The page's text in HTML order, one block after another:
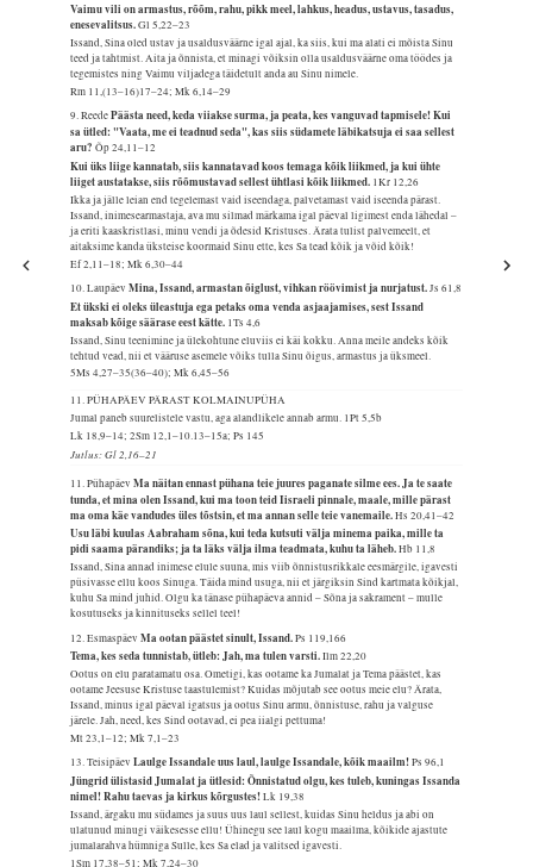
Vaimu vili on armastus, rõõm, rahu, pikk meel, lahkus, headus, ustavus, tasadus,
enesevalitsus.Gl 5,22–23
Issand, Sina oled ustav ja usaldusväärne igal ajal, ka siis, kui ma alati ei mõista Sinu
teed ja tahtmist. Aita ja õnnista, et minagi võiksin olla usaldusväärne oma töödes ja
tegemistes ning Vaimu viljadega täidetult anda au Sinu nimele.
Rm 11,(13–16)17–24; Mk 6,14–29
9. ReedePäästa need, keda viiakse surma, ja peata, kes vanguvad tapmisele! Kui
sa ütled: "Vaata, me ei teadnud seda", kas siis südamete läbikatsuja ei saa sellest
aru?Õp 24,11–12
Kui üks liige kannatab, siis kannatavad koos temaga kõik liikmed, ja kui ühte
liiget austatakse, siis rõõmustavad sellest ühtlasi kõik liikmed. 1Kr 12,26
Ikka ja jälle leian end tegelemast vaid iseendaga, palvetamast vaid iseenda pärast.
Issand, inimesearmastaja, ava mu silmad märkama igal päeval ligimest enda lähedal –
ja eriti kaaskristlasi, minu vendi ja õdesid Kristuses. Ärata tulist palvemeelt, et
aitaksime kanda üksteise koormaid Sinu ette, kes Sa tead kõik ja võid kõik!
Ef 2,11–18; Mk 6,30–44
10. LaupäevMina, Issand, armastan õiglust, vihkan röövimist ja nurjatust.Js 61,8
Et ükski ei oleks üleastuja ega petaks oma venda asjaajamises, sest Issand
maksab kõige säärase eest kätte. 1Ts 4,6
Issand, Sinu teenimine ja ülekohtune eluviis ei käi kokku. Anna meile andeks kõik
tehtud vead, nii et vääruse asemele võiks tulla Sinu õigus, armastus ja üksmeel.
5Ms 4,27–35(36–40); Mk 6,45–56
11. PÜHAPÄEV PÄRAST KOLMAINUPÜHA
Jumal paneb suurelistele vastu, aga alandlikele annab armu. 1Pt 5,5b
Lk 18,9–14; 2Sm 12,1–10.13–15a; Ps 145
Jutlus: Gl 2,16–21
11. PühapäevMa näitan ennast pühana teie juures paganate silme ees. Ja te saate
tunda, et mina olen Issand, kui ma toon teid Iisraeli pinnale, maale, mille pärast
ma oma käe vandudes üles tõstsin, et ma annan selle teie vanemaile.Hs 20,41–42
Usu läbi kuulas Aabraham sõna, kui teda kutsuti välja minema paika, mille ta
pidi saama pärandiks; ja ta läks välja ilma teadmata, kuhu ta läheb.Hb 11,8
Issand, Sina annad inimese elule suuna, mis viib õnnistusrikkale eesmärgile, igavesti
püsivasse ellu koos Sinuga. Täida mind usuga, nii et järgiksin Sind kartmata kõikjal,
kuhu Sa mind juhid. Olgu ka tänase pühapäeva annid – Sõna ja sakrament – mulle
kosutuseks ja kinnituseks sellel teel!
12. EsmaspäevMa ootan päästet sinult, Issand.Ps 119,166
Tema, kes seda tunnistab, ütleb: Jah, ma tulen varsti.Ilm 22,20
Ootus on elu paratamatu osa. Ometigi, kas ootame ka Jumalat ja Tema päästet, kas
ootame Jeesuse Kristuse taastulemist? Kuidas mõjutab see ootus meie elu? Ärata,
Issand, minus igal päeval igatsus ja ootus Sinu armu, õnnistuse, rahu ja valguse
järele. Jah, need, kes Sind ootavad, ei pea iialgi pettuma!
Mt 23,1–12; Mk 7,1–23
13. TeisipäevLaulge Issandale uus laul, laulge Issandale, kõik maailm!Ps 96,1
Jüngrid ülistasid Jumalat ja ütlesid: Õnnistatud olgu, kes tuleb, kuningas Issanda
nimel! Rahu taevas ja kirkus kõrgustes!Lk 19,38
Issand, ärgaku mu südames ja suus uus laul sellest, kuidas Sinu heldus ja abi on
ulatunud minugi väikesesse ellu! Ühinegu see laul kogu maailma, kõikide ajastute
jumalarahva hümniga Sulle, kes Sa elad ja valitsed igavesti.
1Sm 17,38–51; Mk 7,24–30